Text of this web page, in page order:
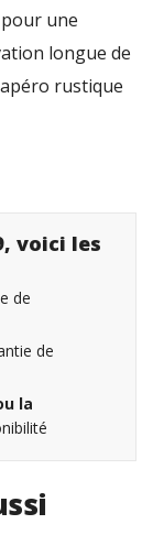
une
longue de
rustique
voici les
de
de
la